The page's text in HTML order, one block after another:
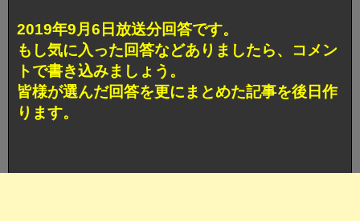
回
答
2019年9月6日放送分回答です。
もし気に入った回答などありましたら、コメン
トで書き込みましょう。
皆様が選んだ回答を更にまとめた記事を後日作
ります。